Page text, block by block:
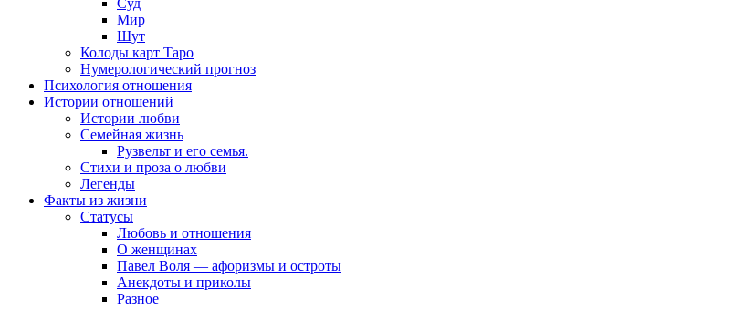
Мир
Шут
Колоды карт Таро
Нумерологический прогноз
Психология отношения
Истории отношений
Истории любви
Семейная жизнь
Рузвельт и его семья.
Стихи и проза о любви
Легенды
Факты из жизни
Статусы
Любовь и отношения
О женщинах
Павел Воля — афоризмы и остроты
Анекдоты и приколы
Разное